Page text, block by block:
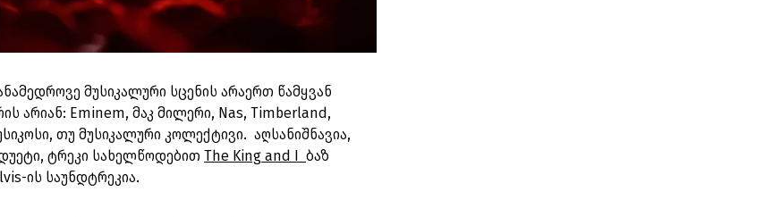
მუსიკალური სცენის არაერთ წამყვან
არიან: Eminem, მაკ მილერი, Nas, Timberland,
თუ მუსიკალური კოლექტივი. აღსანიშნავია,
ტრეკი სახელწოდებით The King and I ბაზ
ის საუნდტრეკია.